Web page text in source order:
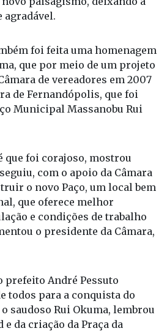
agradável.
foi feita uma homenagem
que por meio de um projeto
de vereadores em 2007
de Fernandópolis, que foi
Municipal Massanobu Rui
que foi corajoso, mostrou
com o apoio da Câmara
o novo Paço, um local bem
que oferece melhor
e condições de trabalho
o presidente da Câmara,
prefeito André Pessuto
todos para a conquista do
saudoso Rui Okuma, lembrou
da criação da Praça da